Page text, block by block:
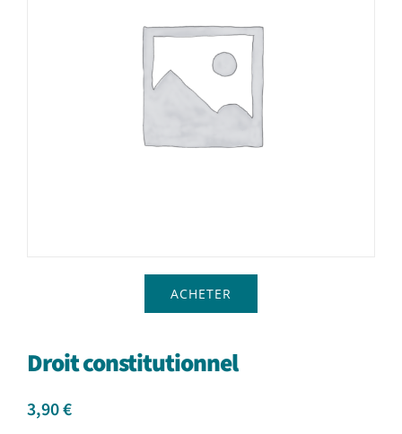
Panier WooCommerce
ACHETER
Droit constitutionnel
3,90€